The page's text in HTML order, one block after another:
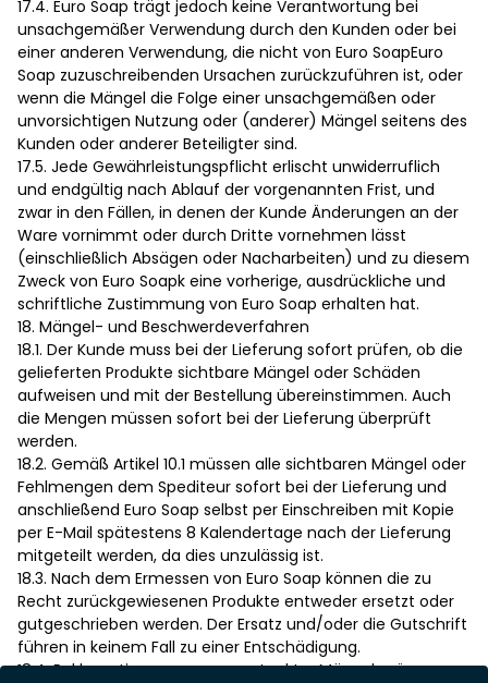
17.4. Euro Soap trägt jedoch keine Verantwortung bei
unsachgemäßer Verwendung durch den Kunden oder bei
einer anderen Verwendung, die nicht von Euro SoapEuro
Soap zuzuschreibenden Ursachen zurückzuführen ist, oder
wenn die Mängel die Folge einer unsachgemäßen oder
unvorsichtigen Nutzung oder (anderer) Mängel seitens des
Kunden oder anderer Beteiligter sind.
17.5. Jede Gewährleistungspflicht erlischt unwiderruflich
und endgültig nach Ablauf der vorgenannten Frist, und
zwar in den Fällen, in denen der Kunde Änderungen an der
Ware vornimmt oder durch Dritte vornehmen lässt
(einschließlich Absägen oder Nacharbeiten) und zu diesem
Zweck von Euro Soapk eine vorherige, ausdrückliche und
schriftliche Zustimmung von Euro Soap erhalten hat.
18. Mängel- und Beschwerdeverfahren
18.1. Der Kunde muss bei der Lieferung sofort prüfen, ob die
gelieferten Produkte sichtbare Mängel oder Schäden
aufweisen und mit der Bestellung übereinstimmen. Auch
die Mengen müssen sofort bei der Lieferung überprüft
werden.
18.2. Gemäß Artikel 10.1 müssen alle sichtbaren Mängel oder
Fehlmengen dem Spediteur sofort bei der Lieferung und
anschließend Euro Soap selbst per Einschreiben mit Kopie
per E-Mail spätestens 8 Kalendertage nach der Lieferung
mitgeteilt werden, da dies unzulässig ist.
18.3. Nach dem Ermessen von Euro Soap können die zu
Recht zurückgewiesenen Produkte entweder ersetzt oder
gutgeschrieben werden. Der Ersatz und/oder die Gutschrift
führen in keinem Fall zu einer Entschädigung.
18.4. Reklamationen wegen versteckter Mängel müssen